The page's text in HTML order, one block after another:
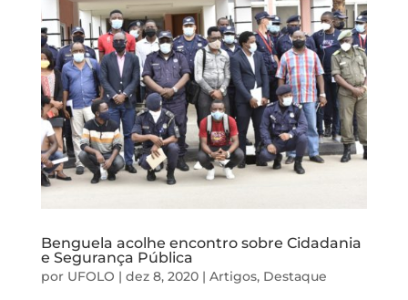
Benguela acolhe encontro sobre Cidadania
e Segurança Pública
por UFOLO | dez 8, 2020| Artigos, Destaque